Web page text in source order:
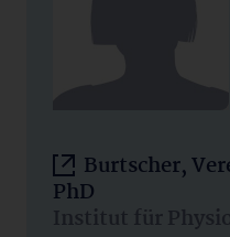
Burtscher,
PhD
Institut für